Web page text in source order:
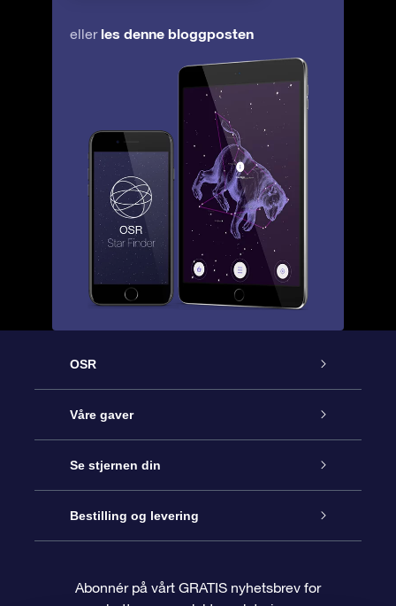
eller les denne bloggposten
OSR
Kundeservice
Kontakt oss
Bloggen
Våre gaver
Online Stjernegave
OSR Gavepakke
Se stjernen din
Star Register
Bestilling og levering
Abonnér på vårt GRATIS nyhetsbrev for